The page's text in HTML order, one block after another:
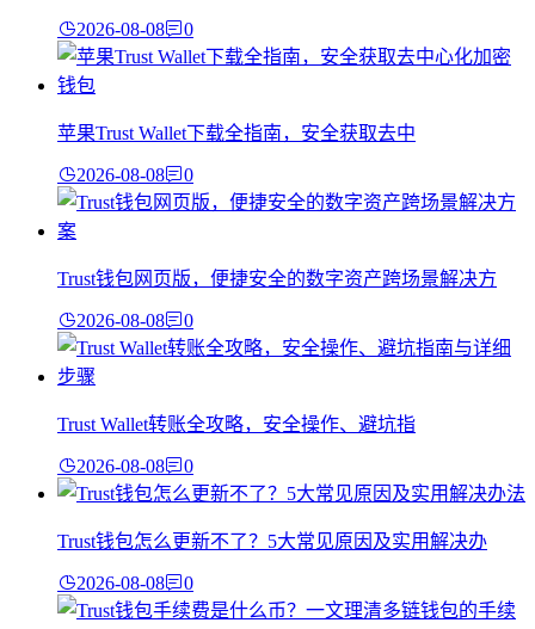
2026-08-08 0
苹果Trust Wallet下载全指南，安全获取去中
2026-08-08 0
Trust钱包网页版，便捷安全的数字资产跨场景解决方
2026-08-08 0
Trust Wallet转账全攻略，安全操作、避坑指
2026-08-08 0
Trust钱包怎么更新不了？5大常见原因及实用解决办
2026-08-08 0